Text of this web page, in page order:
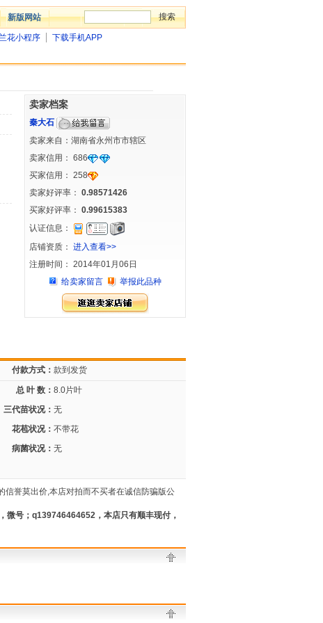
新版网站
兰花小程序
下载手机APP
卖家档案
秦大石
卖家来自：湖南省永州市市辖区
卖家信用： 686
买家信用： 258
卖家好评率： 0.98571426
买家好评率： 0.99615383
认证信息：
店铺资质： 进入查看>>
注册时间： 2014年01月06日
给卖家留言
举报此品种
付款方式： 款到发货
总 叶 数： 8.0片叶
三代苗状况： 无
花苞状况： 不带花
病菌状况： 无
信誉莫出价,本店对拍而不买者在诚信防骗版公
微号；q139746464652，本店只有顺丰现付，